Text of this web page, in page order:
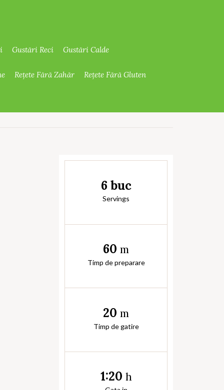
Gustări Reci Gustări Calde
Rețete Fără Zahăr Rețete Fără Gluten
6 buc
Servings
60 m
Timp de preparare
20 m
Timp de gatire
1:20 h